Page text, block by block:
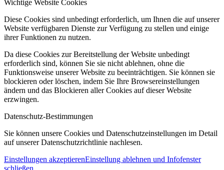
Wichtige Website Cookies
Diese Cookies sind unbedingt erforderlich, um Ihnen die auf unserer
Website verfügbaren Dienste zur Verfügung zu stellen und einige
ihrer Funktionen zu nutzen.
Da diese Cookies zur Bereitstellung der Website unbedingt
erforderlich sind, können Sie sie nicht ablehnen, ohne die
Funktionsweise unserer Website zu beeinträchtigen. Sie können sie
blockieren oder löschen, indem Sie Ihre Browsereinstellungen
ändern und das Blockieren aller Cookies auf dieser Website
erzwingen.
Datenschutz-Bestimmungen
Sie können unsere Cookies und Datenschutzeinstellungen im Detail
auf unserer Datenschutzrichtlinie nachlesen.
Einstellungen akzeptierenEinstellung ablehnen und Infofenster
schließen